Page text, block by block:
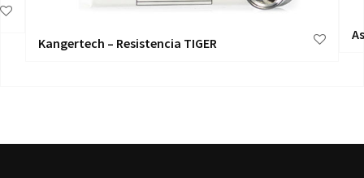
Kangertech – Resistencia TIGER